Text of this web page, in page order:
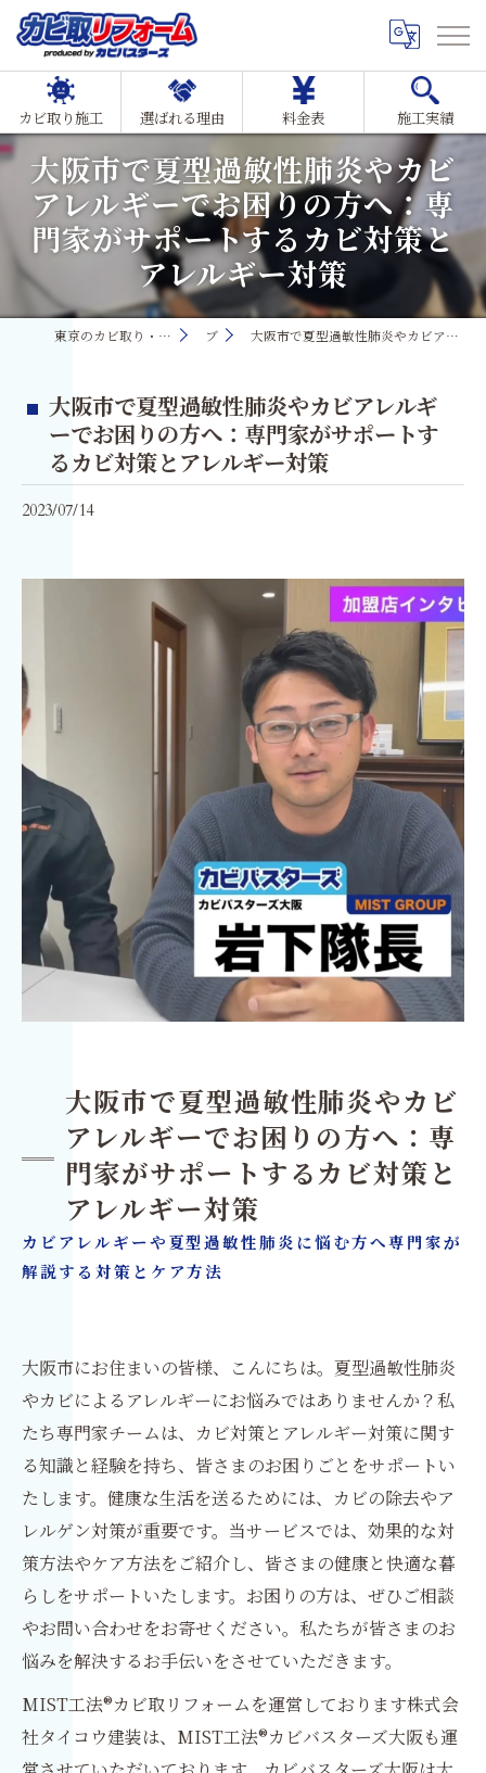
カビ取り施工 選ばれる理由 料金表 施工実績
大阪市で夏型過敏性肺炎やカビ
アレルギーでお困りの方へ：専
門家がサポートするカビ対策と
アレルギー対策
東京のカビ取り・カビ対策ならMIST工法®カビ取リフォーム ブログ 大阪市で夏型過敏性肺炎やカビアレルギーでお困りの方へ：専門家がサポートするカビ対策とアレルギー対策
大阪市で夏型過敏性肺炎やカビアレルギ
ーでお困りの方へ：専門家がサポートす
るカビ対策とアレルギー対策
2023/07/14
大阪市で夏型過敏性肺炎やカビ
アレルギーでお困りの方へ：専
門家がサポートするカビ対策と
アレルギー対策
カビアレルギーや夏型過敏性肺炎に悩む方へ専門家が
解説する対策とケア方法
大阪市にお住まいの皆様、こんにちは。夏型過敏性肺炎
やカビによるアレルギーにお悩みではありませんか？私
たち専門家チームは、カビ対策とアレルギー対策に関す
る知識と経験を持ち、皆さまのお困りごとをサポートい
たします。健康な生活を送るためには、カビの除去やア
レルゲン対策が重要です。当サービスでは、効果的な対
策方法やケア方法をご紹介し、皆さまの健康と快適な暮
らしをサポートいたします。お困りの方は、ぜひご相談
やお問い合わせをお寄せください。私たちが皆さまのお
悩みを解決するお手伝いをさせていただきます。
MIST工法®カビ取リフォームを運営しております株式会
社タイコウ建装は、MIST工法®カビバスターズ大阪も運